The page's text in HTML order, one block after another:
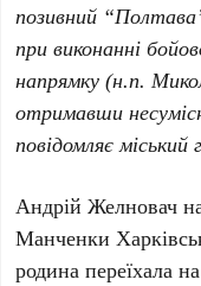
позивний
при виконанні
напрямку (н.п.
отримавши
повідомляє міський
Андрій Желновач
Манченки
родина переїхала